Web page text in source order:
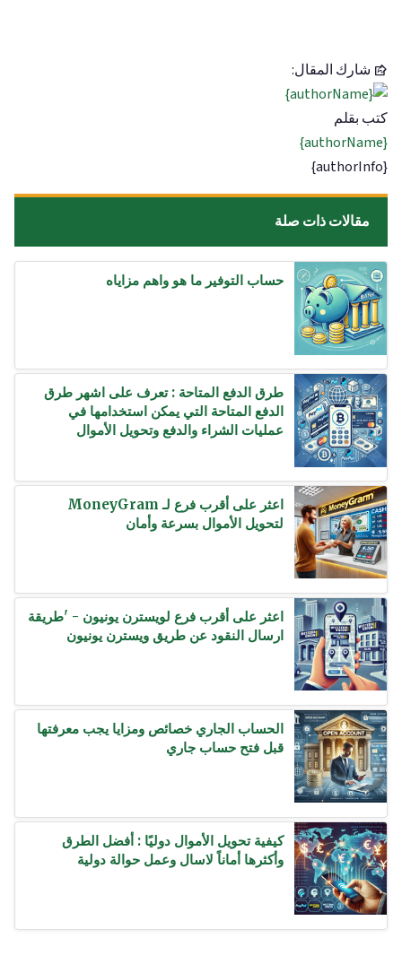
شارك المقال:
كتب بقلم
{authorName}
{authorInfo}
مقالات ذات صلة
حساب التوفير ما هو واهم مزاياه
طرق الدفع المتاحة : تعرف على اشهر طرق
الدفع المتاحة التي يمكن استخدامها في
عمليات الشراء والدفع وتحويل الأموال
اعثر على أقرب فرع لـ MoneyGram
لتحويل الأموال بسرعة وأمان
اعثر على أقرب فرع لويسترن يونيون - 'طريقة
ارسال النقود عن طريق ويسترن يونيون
الحساب الجاري خصائص ومزايا يجب معرفتها
قبل فتح حساب جاري
كيفية تحويل الأموال دوليًا : أفضل الطرق
وأكثرها أماناً لاسال وعمل حوالة دولية